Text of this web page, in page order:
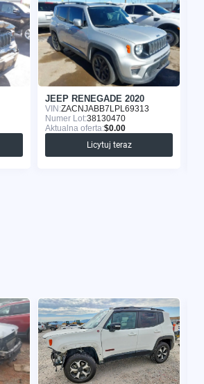
JEEP RENEGADE 2020
VIN:ZACNJABB7LPL69313
Numer Lot:38130470
Aktualna oferta:$0.00
Licytuj teraz